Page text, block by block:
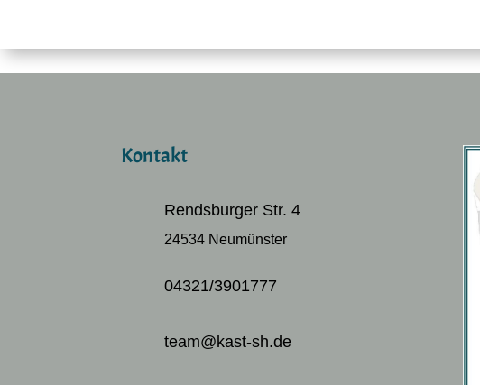
Kontakt
Rendsburger Str. 4
24534 Neumünster
04321/3901777
team@kast-sh.de